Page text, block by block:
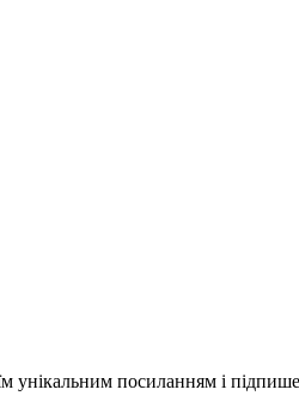
унікальним посиланням і